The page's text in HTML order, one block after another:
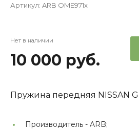
Артикул: ARB OME971x
Нет в наличии
10 000 руб.
Пружина передняя NISSAN
Производитель - ARB;